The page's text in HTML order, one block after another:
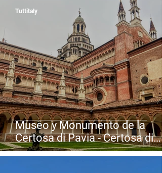
Museo y Monumento de la
Certosa di Pavia - Certosa di
Pavia (PV) - Lombardía
Tuttitaly